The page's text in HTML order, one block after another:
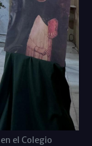
el Colegio